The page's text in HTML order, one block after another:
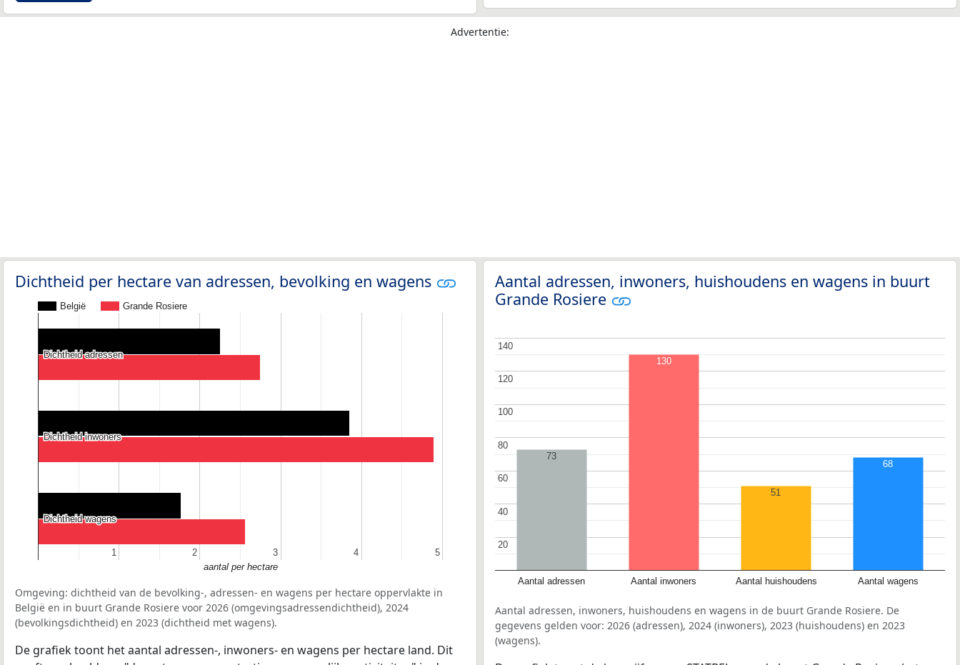
Advertentie:
Dichtheid per hectare van adressen, bevolking en wagens
België Grande Rosiere
11 2
2 3
3 4
4 5
5
Dichtheid adressen
Dichtheid adressen
Dichtheid inwoners
Dichtheid inwoners
Dichtheid wagens
Dichtheid wagens
aantal per hectare
Omgeving: dichtheid van de bevolking-, adressen- en wagens per hectare oppervlakte in
België en in buurt Grande Rosiere voor 2026 (omgevingsadressendichtheid), 2024
(bevolkingsdichtheid) en 2023 (dichtheid met wagens).
De grafiek toont het aantal adressen-, inwoners- en wagens per hectare land. Dit
Aantal adressen, inwoners, huishoudens en wagens in buurt
Grande Rosiere
Aantal adressen Aantal inwoners Aantal huishoudens Aantal wagens
20
20
40
40
60
60
80
80
100
100
120
120
140
140
73
130
51
68
Aantal adressen, inwoners, huishoudens en wagens in de buurt Grande Rosiere. De
gegevens gelden voor: 2026 (adressen), 2024 (inwoners), 2023 (huishoudens) en 2023
(wagens).